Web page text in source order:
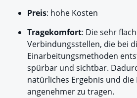
Preis: hohe Kosten
Tragekomfort: Die sehr
Verbindungsstellen, die bei
Einarbeitungsmethoden
spürbar und sichtbar.
natürliches Ergebnis und die
angenehmer zu tragen.